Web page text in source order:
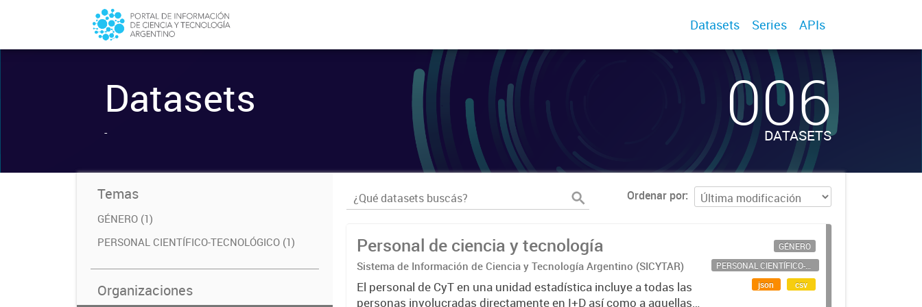
Datasets Series APIs
Datasets
- 006
DATASETS
Temas
GÉNERO (1)
PERSONAL CIENTÍFICO-TECNOLÓGICO (1)
Organizaciones
Ordenar por
Personal de ciencia y tecnología
Sistema de Información de Ciencia y Tecnología Argentino (SICYTAR)
El personal de CyT en una unidad estadística incluye a todas las
personas involucradas directamente en I+D así como a aquellas
GÉNERO
PERSONAL CIENTÍFICO-TECNOLÓGICO
json
csv